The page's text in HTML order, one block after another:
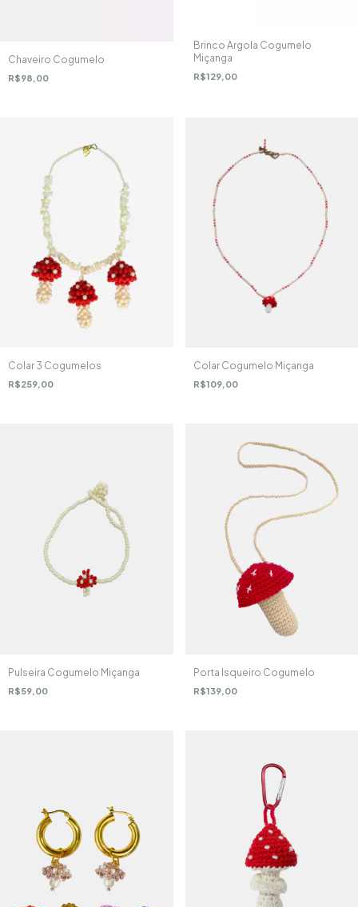
Chaveiro Cogumelo
R$98,00
Brinco Argola Cogumelo
Miçanga
R$129,00
Colar 3 Cogumelos
R$259,00
Colar Cogumelo Miçanga
R$109,00
Pulseira Cogumelo Miçanga
R$59,00
Porta Isqueiro Cogumelo
R$139,00